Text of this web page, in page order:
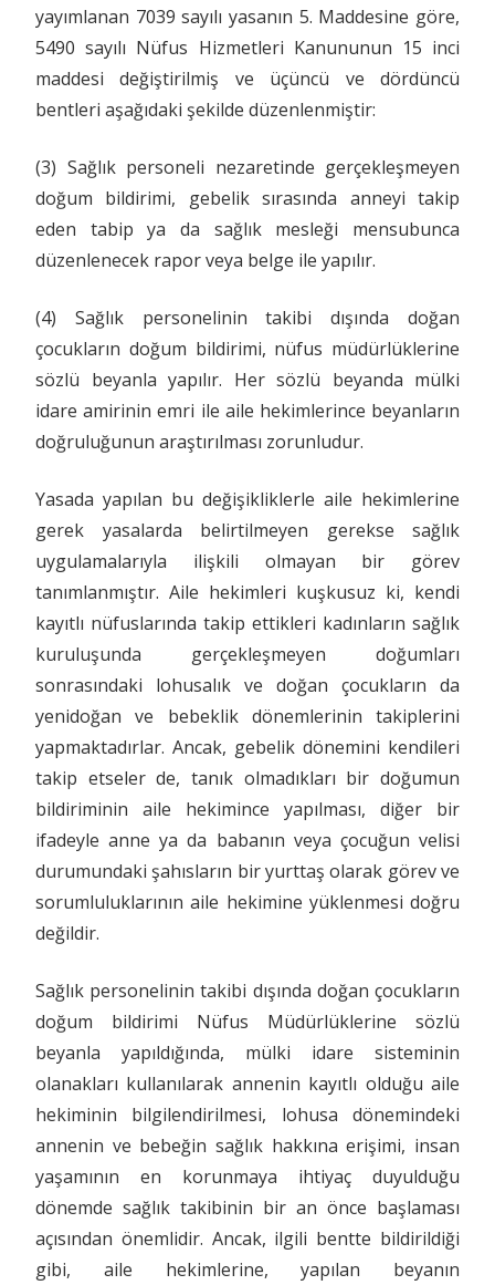
yayımlanan 7039 sayılı yasanın 5. Maddesine göre,
5490 sayılı Nüfus Hizmetleri Kanununun 15 inci
maddesi değiştirilmiş ve üçüncü ve dördüncü
bentleri aşağıdaki şekilde düzenlenmiştir:
(3) Sağlık personeli nezaretinde gerçekleşmeyen
doğum bildirimi, gebelik sırasında anneyi takip
eden tabip ya da sağlık mesleği mensubunca
düzenlenecek rapor veya belge ile yapılır.
(4) Sağlık personelinin takibi dışında doğan
çocukların doğum bildirimi, nüfus müdürlüklerine
sözlü beyanla yapılır. Her sözlü beyanda mülki
idare amirinin emri ile aile hekimlerince beyanların
doğruluğunun araştırılması zorunludur.
Yasada yapılan bu değişikliklerle aile hekimlerine
gerek yasalarda belirtilmeyen gerekse sağlık
uygulamalarıyla ilişkili olmayan bir görev
tanımlanmıştır. Aile hekimleri kuşkusuz ki, kendi
kayıtlı nüfuslarında takip ettikleri kadınların sağlık
kuruluşunda gerçekleşmeyen doğumları
sonrasındaki lohusalık ve doğan çocukların da
yenidoğan ve bebeklik dönemlerinin takiplerini
yapmaktadırlar. Ancak, gebelik dönemini kendileri
takip etseler de, tanık olmadıkları bir doğumun
bildiriminin aile hekimince yapılması, diğer bir
ifadeyle anne ya da babanın veya çocuğun velisi
durumundaki şahısların bir yurttaş olarak görev ve
sorumluluklarının aile hekimine yüklenmesi doğru
değildir.
Sağlık personelinin takibi dışında doğan çocukların
doğum bildirimi Nüfus Müdürlüklerine sözlü
beyanla yapıldığında, mülki idare sisteminin
olanakları kullanılarak annenin kayıtlı olduğu aile
hekiminin bilgilendirilmesi, lohusa dönemindeki
annenin ve bebeğin sağlık hakkına erişimi, insan
yaşamının en korunmaya ihtiyaç duyulduğu
dönemde sağlık takibinin bir an önce başlaması
açısından önemlidir. Ancak, ilgili bentte bildirildiği
gibi, aile hekimlerine, yapılan beyanın